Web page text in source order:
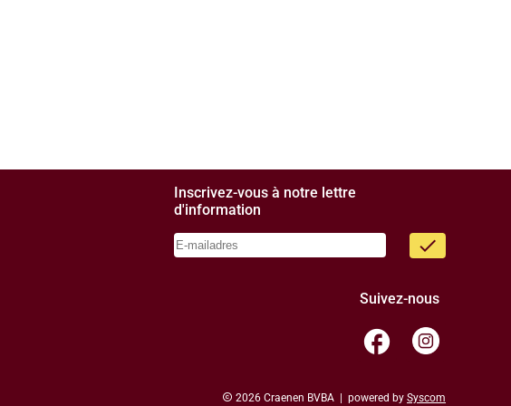
Inscrivez-vous à notre lettre
d'information
done
Suivez-nous
facebook
copyright 2026 Craenen BVBA | powered by Syscom